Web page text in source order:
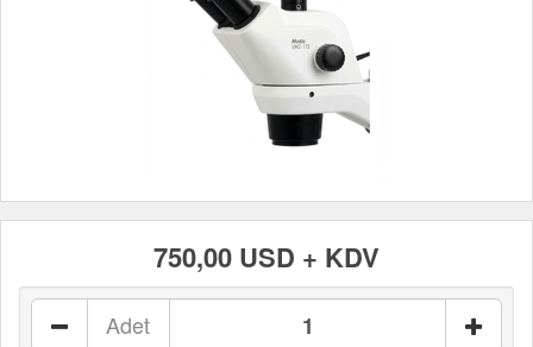
750,00 USD + KDV
Adet